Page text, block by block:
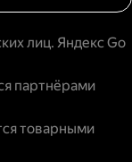
лиц. Яндекс Go
партнёрами
товарными